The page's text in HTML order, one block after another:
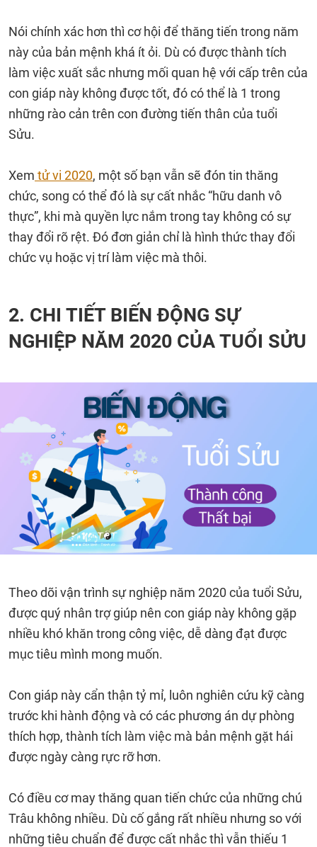
Nói chính xác hơn thì cơ hội để thăng tiến trong năm
này của bản mệnh khá ít ỏi. Dù có được thành tích
làm việc xuất sắc nhưng mối quan hệ với cấp trên của
con giáp này không được tốt, đó có thể là 1 trong
những rào cản trên con đường tiến thân của tuổi
Sửu.
Xem tử vi 2020, một số bạn vẫn sẽ đón tin thăng
chức, song có thể đó là sự cất nhắc “hữu danh vô
thực”, khi mà quyền lực nắm trong tay không có sự
thay đổi rõ rệt. Đó đơn giản chỉ là hình thức thay đổi
chức vụ hoặc vị trí làm việc mà thôi.
2. CHI TIẾT BIẾN ĐỘNG SỰ
NGHIỆP NĂM 2020 CỦA TUỔI SỬU
Theo dõi vận trình sự nghiệp năm 2020 của tuổi Sửu,
được quý nhân trợ giúp nên con giáp này không gặp
nhiều khó khăn trong công việc, dễ dàng đạt được
mục tiêu mình mong muốn.
Con giáp này cẩn thận tỷ mỉ, luôn nghiên cứu kỹ càng
trước khi hành động và có các phương án dự phòng
thích hợp, thành tích làm việc mà bản mệnh gặt hái
được ngày càng rực rỡ hơn.
Có điều cơ may thăng quan tiến chức của những chú
Trâu không nhiều. Dù cố gắng rất nhiều nhưng so với
những tiêu chuẩn để được cất nhắc thì vẫn thiếu 1